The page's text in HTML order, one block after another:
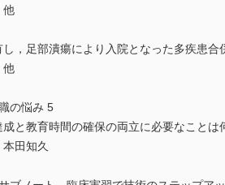
し，足部潰瘍により入院となった多疾患合
他
の悩み 5
成と教育時間の確保の両立に必要なことは
本田知久